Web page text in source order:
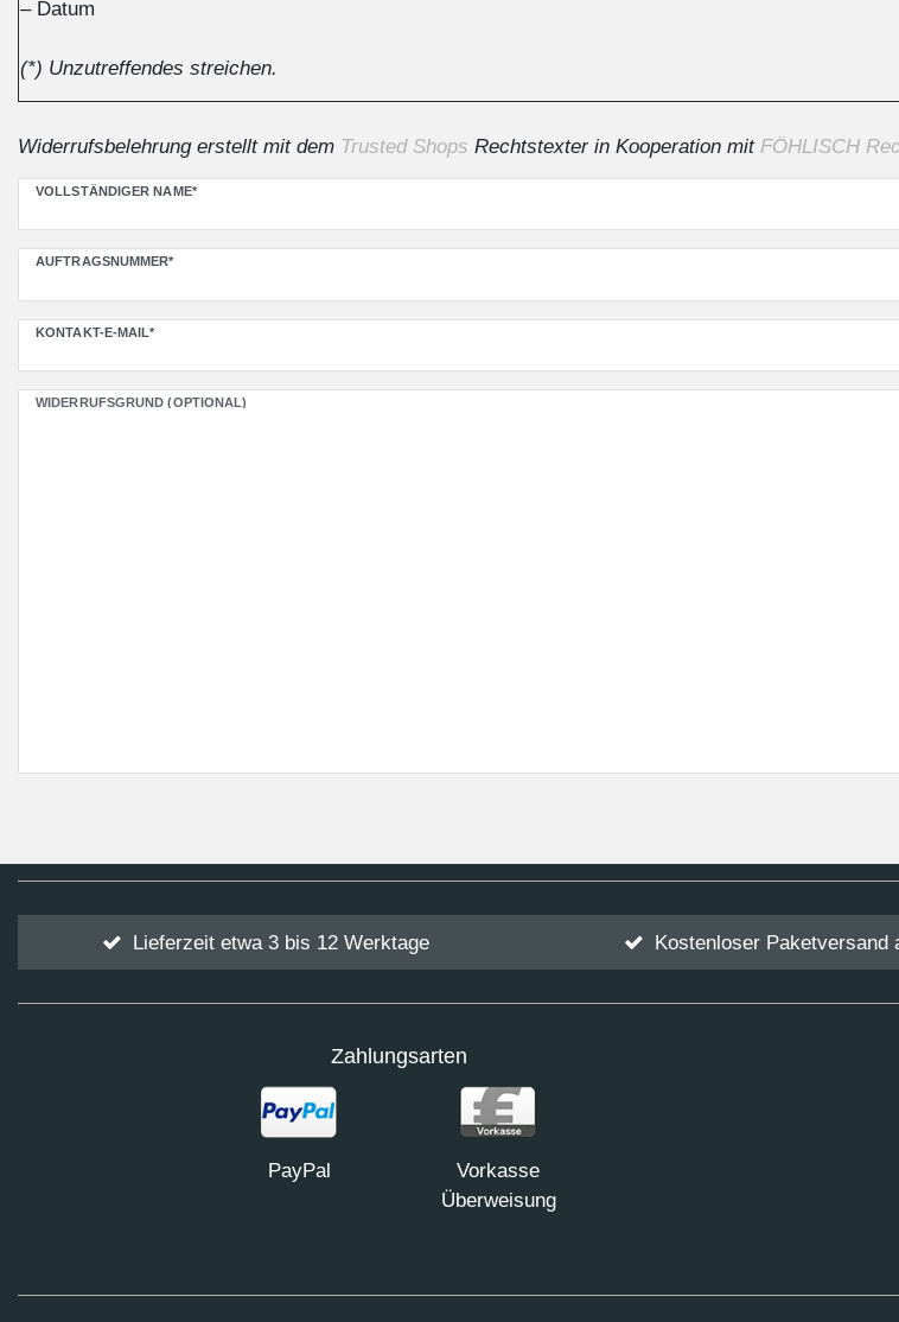
– Datum
(*) Unzutreffendes streichen.
Widerrufsbelehrung erstellt mit dem Trusted Shops Rechtstexter in Kooperation mit FÖHLISCH
VOLLSTÄNDIGER NAME*
AUFTRAGSNUMMER*
KONTAKT-E-MAIL*
WIDERRUFSGRUND (OPTIONAL)
Ceres::Template.mailFormHoneypotLabel
Lieferzeit etwa 3 bis 12 Werktage Kostenloser Paketversand
Zahlungsarten
PayPal
Vorkasse
Überweisung